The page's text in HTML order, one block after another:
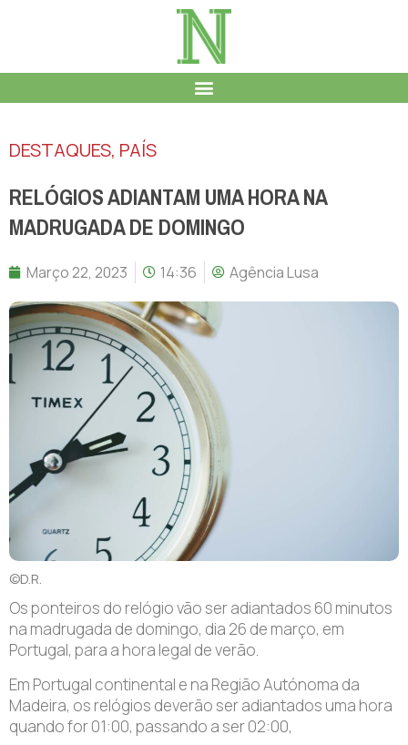
DESTAQUES, PAÍS
RELÓGIOS ADIANTAM UMA HORA NA
MADRUGADA DE DOMINGO
Março 22, 2023 14:36 Agência Lusa
©D.R.
Os ponteiros do relógio vão ser adiantados 60 minutos
na madrugada de domingo, dia 26 de março, em
Portugal, para a hora legal de verão.
Em Portugal continental e na Região Autónoma da
Madeira, os relógios deverão ser adiantados uma hora
quando for 01:00, passando a ser 02:00,